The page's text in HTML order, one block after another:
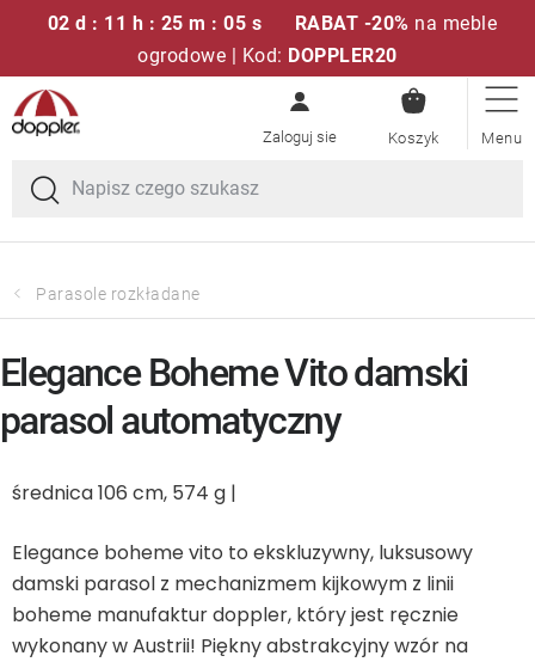
02 d : 11 h : 25 m : 05 s RABAT -20% na meble
ogrodowe | Kod: DOPPLER20
Przejść
do
treści
KOSZYK
Zestawy sof
Parasole ogrodowe
Poduszki i poduszki siedziskowe
Leżaki
Akcesoria
Parasole rozkładane
średnica 106 cm, 574 g |
Elegance boheme vito to ekskluzywny, luksusowy
damski parasol z mechanizmem kijkowym z linii
boheme manufaktur doppler, który jest ręcznie
wykonany w Austrii! Piękny abstrakcyjny wzór na
Elegance Boheme Vito damski
parasol automatyczny